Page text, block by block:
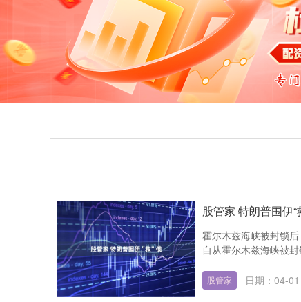
股管家 特朗普围伊“
霍尔木兹海峡被封锁
自从霍尔木兹海峡被
股管家 日期：04-01